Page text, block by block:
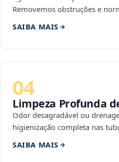
Removemos obstruções e
SAIBA MAIS
04
Limpeza Profunda
Odor desagradável ou
higienização completa nas
SAIBA MAIS